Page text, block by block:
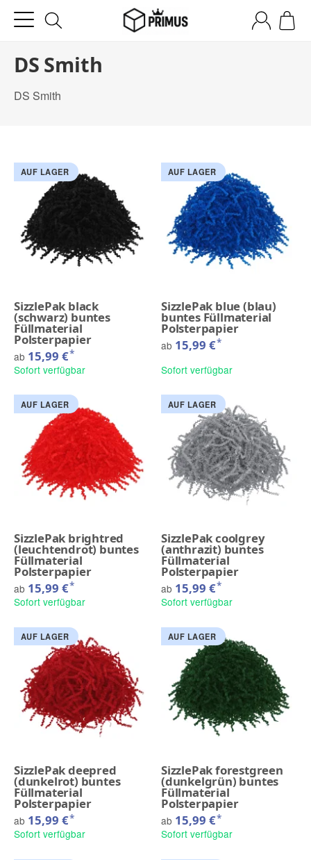
DS Smith
DS Smith
AUF LAGER
SizzlePak black
(schwarz) buntes
Füllmaterial
Polsterpapier
ab 15,99 €*
Sofort verfügbar
AUF LAGER
SizzlePak blue (blau)
buntes Füllmaterial
Polsterpapier
ab 15,99 €*
Sofort verfügbar
AUF LAGER
SizzlePak brightred
(leuchtendrot) buntes
Füllmaterial
Polsterpapier
ab 15,99 €*
Sofort verfügbar
AUF LAGER
SizzlePak coolgrey
(anthrazit) buntes
Füllmaterial
Polsterpapier
ab 15,99 €*
Sofort verfügbar
AUF LAGER
SizzlePak deepred
(dunkelrot) buntes
Füllmaterial
Polsterpapier
ab 15,99 €*
Sofort verfügbar
AUF LAGER
SizzlePak forestgreen
(dunkelgrün) buntes
Füllmaterial
Polsterpapier
ab 15,99 €*
Sofort verfügbar